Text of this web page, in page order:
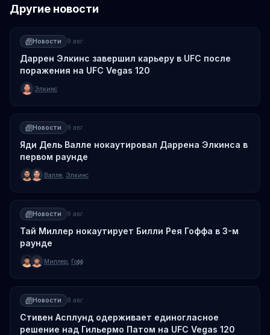
Другие новости
Новости 9 авг.
Даррен Элкинс завершил карьеру в UFC после
поражения на UFC Vegas 120
Элкинс
Новости 9 авг.
Яди Дель Валле нокаутировал Даррена Элкинса в
первом раунде
Валле Элкинс
Новости 9 авг.
Тай Миллер нокаутирует Билли Рея Гоффа в 3-м
раунде
Миллер Гофф
Новости 8 авг.
Стивен Асплунд одерживает единогласное
решение над Гильермо Патом на UFC Vegas 120